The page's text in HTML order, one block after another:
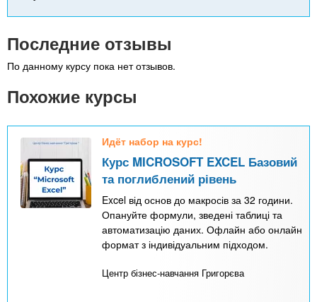
Последние отзывы
По данному курсу пока нет отзывов.
Похожие курсы
Идёт набор на курс!
Курс MICROSOFT EXCEL Базовий
та поглиблений рівень
Excel від основ до макросів за 32 години.
Опануйте формули, зведені таблиці та
автоматизацію даних. Офлайн або онлайн
формат з індивідуальним підходом.
Центр бізнес-навчання Григорєва